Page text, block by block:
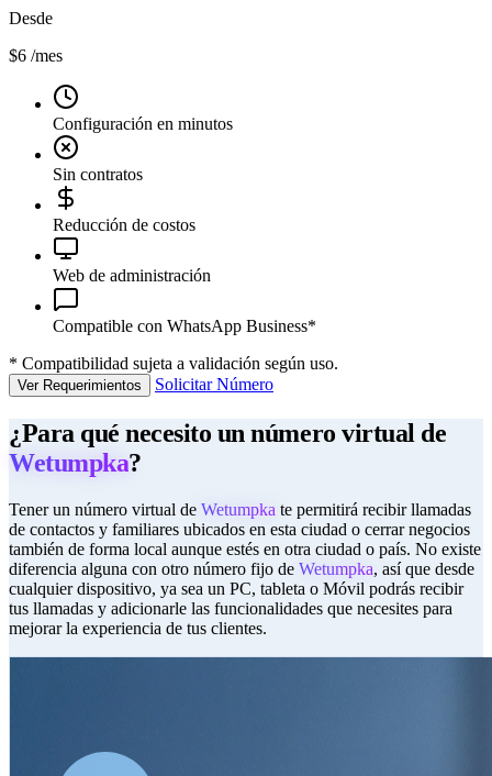
Desde
$6 /mes
Configuración en minutos
Sin contratos
Reducción de costos
Web de administración
Compatible con WhatsApp Business*
* Compatibilidad sujeta a validación según uso.
Ver Requerimientos Solicitar Número
¿Para qué necesito un número virtual de
Wetumpka?
Tener un número virtual de Wetumpka te permitirá recibir llamadas
de contactos y familiares ubicados en esta ciudad o cerrar negocios
también de forma local aunque estés en otra ciudad o país. No existe
diferencia alguna con otro número fijo de Wetumpka, así que desde
cualquier dispositivo, ya sea un PC, tableta o Móvil podrás recibir
tus llamadas y adicionarle las funcionalidades que necesites para
mejorar la experiencia de tus clientes.